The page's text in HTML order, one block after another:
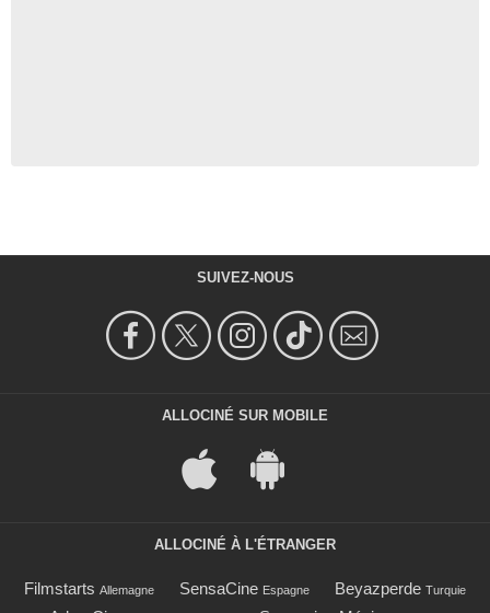
SUIVEZ-NOUS
ALLOCINÉ SUR MOBILE
ALLOCINÉ À L'ÉTRANGER
Filmstarts Allemagne SensaCine Espagne Beyazperde Turquie